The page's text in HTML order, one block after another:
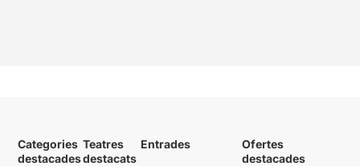
Categories
destacades
Teatres
destacats
Entrades
Ofertes
destacades